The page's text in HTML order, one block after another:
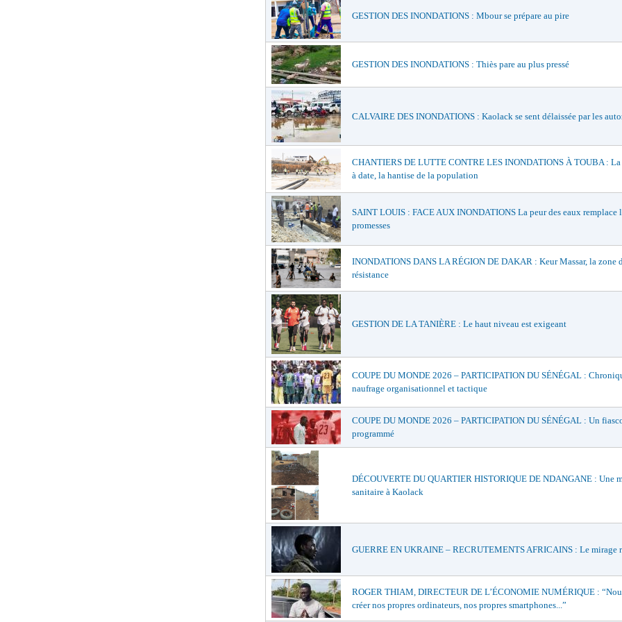
GESTION DES INONDATIONS : Mbour se prépare au pire
GESTION DES INONDATIONS : Thiès pare au plus pressé
CALVAIRE DES INONDATIONS : Kaolack se sent délaissée par les
CHANTIERS DE LUTTE CONTRE LES INONDATIONS À TOUBA :
à date, la hantise de la population
SAINT LOUIS : FACE AUX INONDATIONS La peur des eaux remplace
promesses
INONDATIONS DANS LA RÉGION DE DAKAR : Keur Massar, la zone
résistance
GESTION DE LA TANIÈRE : Le haut niveau est exigeant
COUPE DU MONDE 2026 – PARTICIPATION DU SÉNÉGAL :
naufrage organisationnel et tactique
COUPE DU MONDE 2026 – PARTICIPATION DU SÉNÉGAL : Un
programmé
DÉCOUVERTE DU QUARTIER HISTORIQUE DE NDANGANE : Une
sanitaire à Kaolack
GUERRE EN UKRAINE – RECRUTEMENTS AFRICAINS : Le mirage
ROGER THIAM, DIRECTEUR DE L’ÉCONOMIE NUMÉRIQUE :
créer nos propres ordinateurs, nos propres smartphones...”